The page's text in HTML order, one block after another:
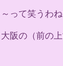
って笑うわ
阪の（前の